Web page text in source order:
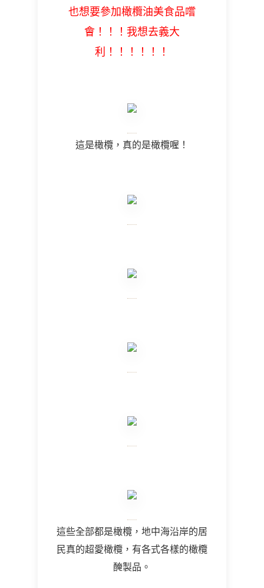
也想要參加橄欖油美食品嚐
會！！！我想去義大
利！！！！！！
這是橄欖，真的是橄欖喔！
這些全部都是橄欖，地中海沿岸的居
民真的超愛橄欖，有各式各樣的橄欖
醃製品。